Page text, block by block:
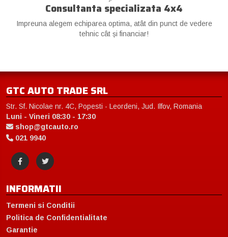
Consultanta specializata 4x4
Impreuna alegem echiparea optima, atât din punct de vedere
tehnic cât și financiar!
GTC AUTO TRADE SRL
Str. Sf. Nicolae nr. 4C, Popesti - Leordeni, Jud. Ilfov, Romania
Luni - Vineri 08:30 - 17:30
shop@gtcauto.ro
021 9940
INFORMATII
Termeni si Conditii
Politica de Confidentialitate
Garantie